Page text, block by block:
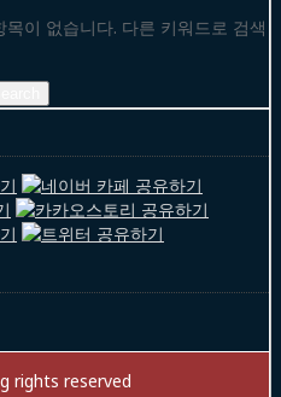
이 없습니다. 다른 키워드로 검색
rights reserved